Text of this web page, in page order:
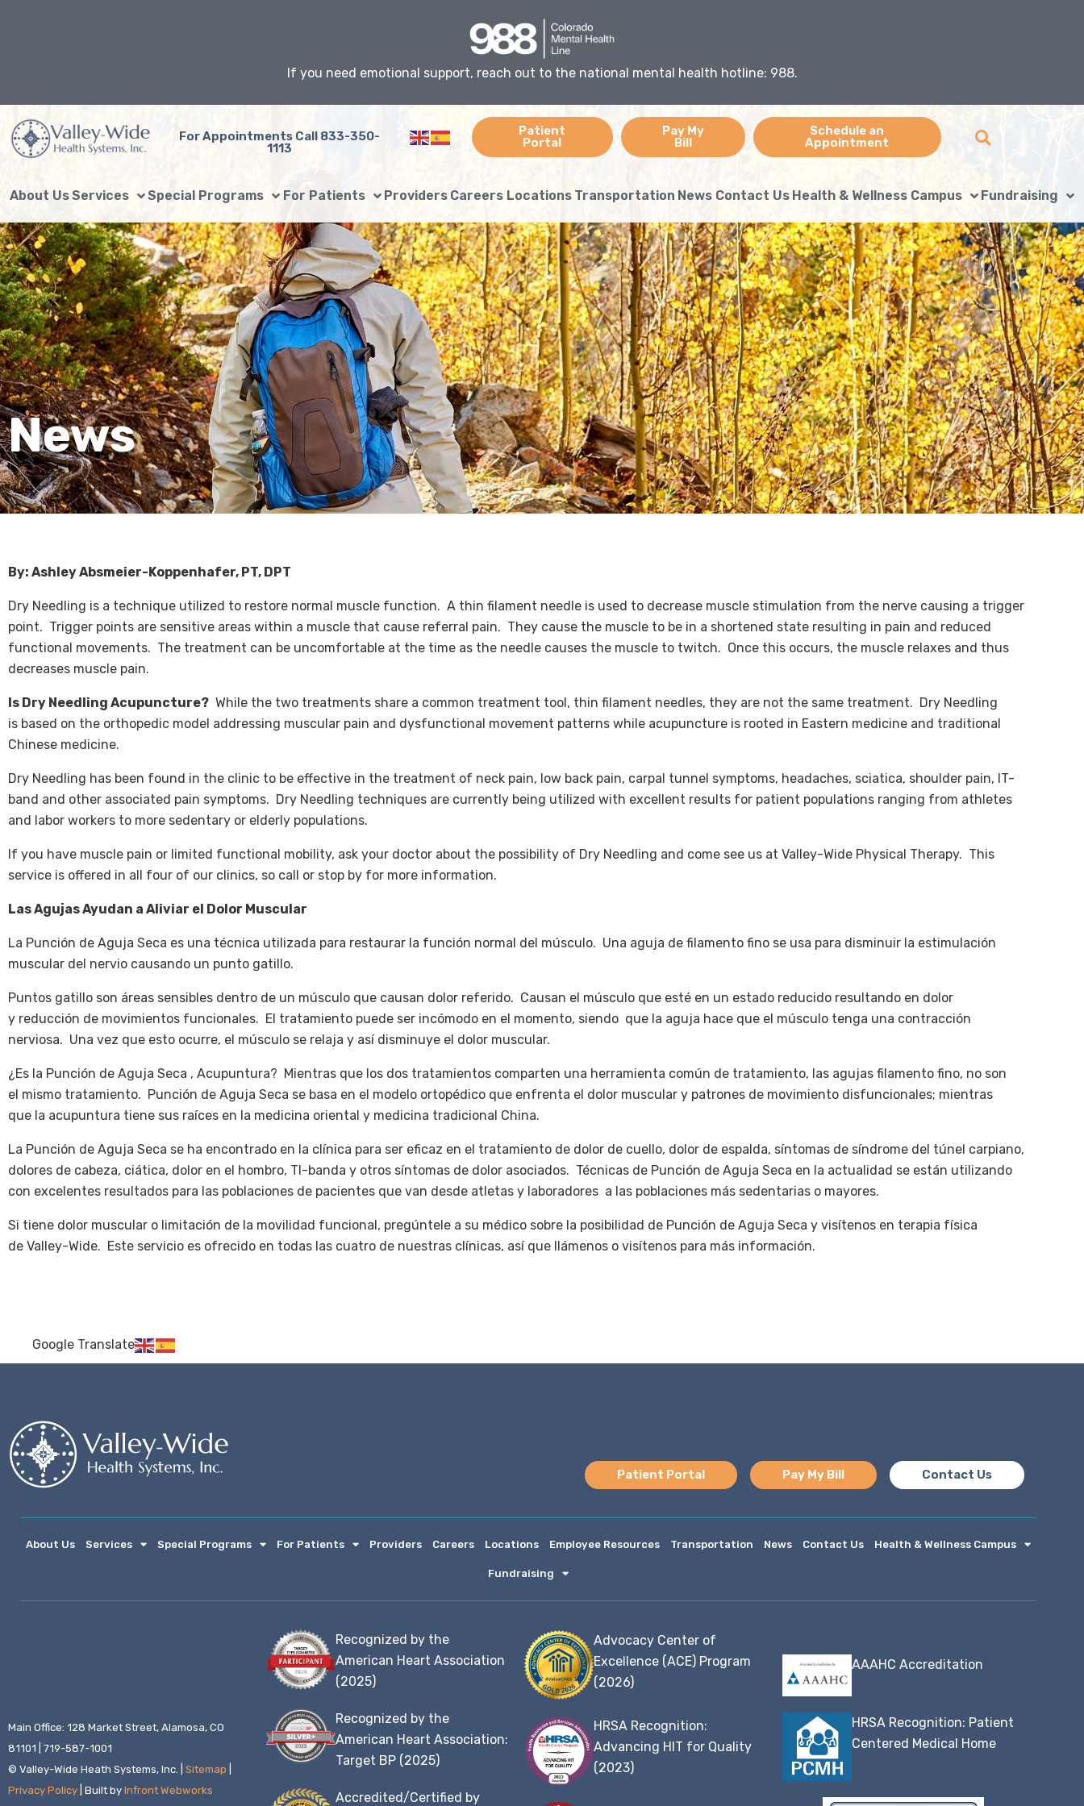
If you need emotional support, reach out to the national mental health hotline: 988.
For Appointments Call 833-350-
1113
Patient
Portal
Pay My
Bill
Schedule an
Appointment
About UsServices Special Programs For Patients Providers Careers Locations Transportation News Contact Us Health & Wellness Campus Fundraising
News
By: Ashley Absmeier-Koppenhafer, PT, DPT
Dry Needling is a technique utilized to restore normal muscle function. A thin filament needle is used to decrease muscle stimulation from the nerve causing a trigger
point. Trigger points are sensitive areas within a muscle that cause referral pain. They cause the muscle to be in a shortened state resulting in pain and reduced
functional movements. The treatment can be uncomfortable at the time as the needle causes the muscle to twitch. Once this occurs, the muscle relaxes and thus
decreases muscle pain.
Is Dry Needling Acupuncture? While the two treatments share a common treatment tool, thin filament needles, they are not the same treatment. Dry Needling
is based on the orthopedic model addressing muscular pain and dysfunctional movement patterns while acupuncture is rooted in Eastern medicine and traditional
Chinese medicine.
Dry Needling has been found in the clinic to be effective in the treatment of neck pain, low back pain, carpal tunnel symptoms, headaches, sciatica, shoulder pain, IT-
band and other associated pain symptoms. Dry Needling techniques are currently being utilized with excellent results for patient populations ranging from athletes
and labor workers to more sedentary or elderly populations.
If you have muscle pain or limited functional mobility, ask your doctor about the possibility of Dry Needling and come see us at Valley-Wide Physical Therapy. This
service is offered in all four of our clinics, so call or stop by for more information.
Las Agujas Ayudan a Aliviar el Dolor Muscular
La Punción de Aguja Seca es una técnica utilizada para restaurar la función normal del músculo. Una aguja de filamento fino se usa para disminuir la estimulación
muscular del nervio causando un punto gatillo.
Puntos gatillo son áreas sensibles dentro de un músculo que causan dolor referido. Causan el músculo que esté en un estado reducido resultando en dolor
y reducción de movimientos funcionales. El tratamiento puede ser incómodo en el momento, siendo que la aguja hace que el músculo tenga una contracción
nerviosa. Una vez que esto ocurre, el músculo se relaja y así disminuye el dolor muscular.
¿Es la Punción de Aguja Seca , Acupuntura? Mientras que los dos tratamientos comparten una herramienta común de tratamiento, las agujas filamento fino, no son
el mismo tratamiento. Punción de Aguja Seca se basa en el modelo ortopédico que enfrenta el dolor muscular y patrones de movimiento disfuncionales; mientras
que la acupuntura tiene sus raíces en la medicina oriental y medicina tradicional China.
La Punción de Aguja Seca se ha encontrado en la clínica para ser eficaz en el tratamiento de dolor de cuello, dolor de espalda, síntomas de síndrome del túnel carpiano,
dolores de cabeza, ciática, dolor en el hombro, TI-banda y otros síntomas de dolor asociados. Técnicas de Punción de Aguja Seca en la actualidad se están utilizando
con excelentes resultados para las poblaciones de pacientes que van desde atletas y laboradores a las poblaciones más sedentarias o mayores.
Si tiene dolor muscular o limitación de la movilidad funcional, pregúntele a su médico sobre la posibilidad de Punción de Aguja Seca y visítenos en terapia física
de Valley-Wide. Este servicio es ofrecido en todas las cuatro de nuestras clínicas, así que llámenos o visítenos para más información.
Google Translate
Patient Portal Pay My Bill Contact Us
About Us Services Special Programs For Patients Providers Careers Locations Employee Resources Transportation News Contact Us Health & Wellness Campus
Fundraising
Main Office: 128 Market Street, Alamosa, CO
81101 | 719-587-1001
© Valley-Wide Heath Systems, Inc. | Sitemap
Privacy Policy | Built by Infront Webworks
Recognized by the
American Heart Association
(2025)
Recognized by the
American Heart Association:
Target BP (2025)
Accredited/Certified by
Advocacy Center of
Excellence (ACE) Program
(2026)
HRSA Recognition:
Advancing HIT for Quality
(2023)
AAAHC Accreditation
HRSA Recognition: Patient
Centered Medical Home